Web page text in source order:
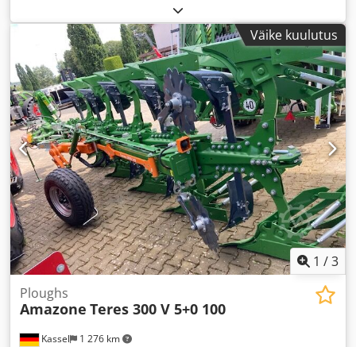
Väike kuulutus
1 /3
Kassel 1 276 km
Ploughs
Amazone Teres 300 V 5+0 100